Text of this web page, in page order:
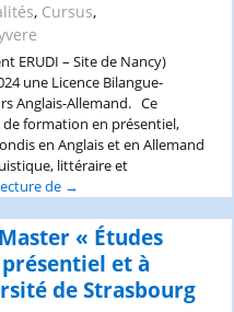
la
Formation
Transfrontalière
d’Enseignants)
2nd
degré
à
l’Université
de
Alsace,
en
partenariat
avec
, Cursus,
ERUDI – Site de Nancy)
une Licence Bilangue-
Anglais-Allemand. Ce
formation en présentiel,
en Anglais et en Allemand
littéraire et
de Ouverture
Licence
Bilangue-
Biculture
→
« Études
et à
de Strasbourg